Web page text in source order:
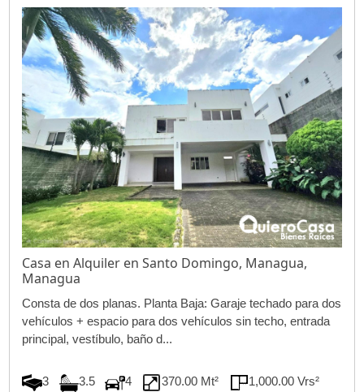
Casa en Alquiler en Santo Domingo, Managua,
Managua
Consta de dos planas. Planta Baja: Garaje techado para dos
vehículos + espacio para dos vehículos sin techo, entrada
principal, vestíbulo, baño d...
3 3.5 4 370.00 Mt² 1,000.00 Vrs²